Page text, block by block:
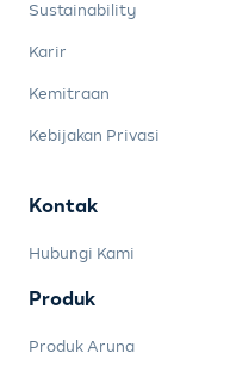
Sustainability
Karir
Kemitraan
Kebijakan Privasi
Kontak
Hubungi Kami
Produk
Produk Aruna